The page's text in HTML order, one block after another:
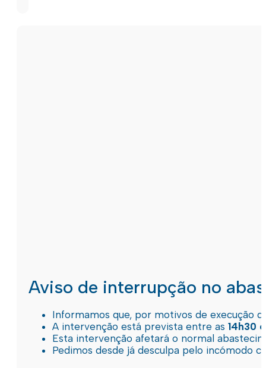
Aviso de interrupção no
Informamos que, por motivos de execução
A intervenção está prevista entre as 14h30
Esta intervenção afetará o normal
Pedimos desde já desculpa pelo incómodo